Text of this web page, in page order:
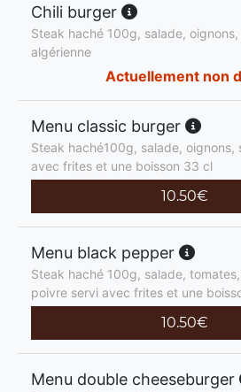
Chili burger
Steak haché 100g, salade,
algérienne
Actuellement non
Menu classic burger
Steak haché100g, salade, oignons,
avec frites et une boisson 33 cl
10.50€
Menu black pepper
Steak haché 100g, salade,
poivre servi avec frites et une
10.50€
Menu double cheeseburger